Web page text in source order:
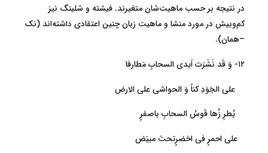
در نتیجه بر حسب ماهیت‌شان متغیرند. فیشته و شلینگ نیز
کم‌و‌بیش در مورد منشا و ماهیت زبان چنین اعتقادی داشته‌اند (نک
–همان).
۱۲- وَ قَد نَشَرَت اَیدی السحابِ مَطارفا
علی الجَوَدِ کناً وَ الحواشی علی الارض
یُطرِ زُها قَوسُ السحابِ باصفرٍ
علی احمرٍ فی اخضرٍتحتَ مبیَض